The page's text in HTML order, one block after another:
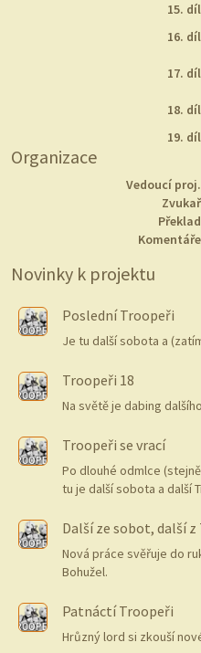
15. díl
16. díl
17. díl
18. díl
19. díl
Organizace
Vedoucí proj.
Zvukař
Překlad
Komentáře
Novinky k projektu
Poslední Troopeři
Je tu další sobota a
Troopeři 18
Na světě je dabing
Troopeři se vrací
Po dlouhé odmlce
tu je další sobota a další
Další ze sobot, další
Nová práce svěřuje do
Bohužel.
Patnáctí Troopeři
Hrůzný lord si zkouší